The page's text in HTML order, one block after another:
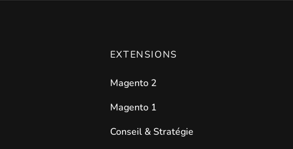
EXTENSIONS
Magento 2
Magento 1
Conseil & Stratégie